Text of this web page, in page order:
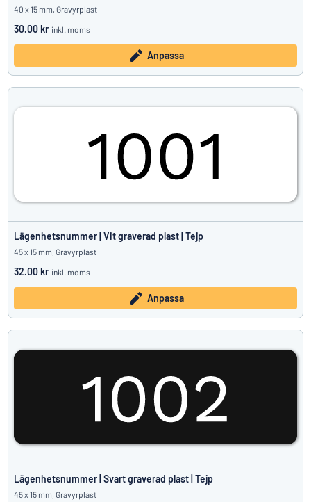
40 x 15 mm, Gravyrplast
30.00 kr inkl. moms
Anpassa
Lägenhetsnummer | Vit graverad plast | Tejp
45 x 15 mm, Gravyrplast
32.00 kr inkl. moms
Anpassa
Lägenhetsnummer | Svart graverad plast | Tejp
45 x 15 mm, Gravyrplast